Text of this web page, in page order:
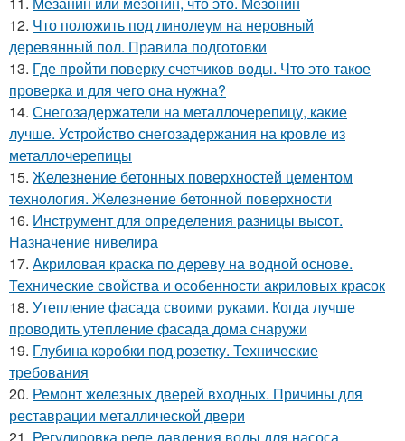
12. Что положить под линолеум на неровный
деревянный пол. Правила подготовки
13. Где пройти поверку счетчиков воды. Что это такое
проверка и для чего она нужна?
14. Снегозадержатели на металлочерепицу, какие
лучше. Устройство снегозадержания на кровле из
металлочерепицы
15. Железнение бетонных поверхностей цементом
технология. Железнение бетонной поверхности
16. Инструмент для определения разницы высот.
Назначение нивелира
17. Акриловая краска по дереву на водной основе.
Технические свойства и особенности акриловых красок
18. Утепление фасада своими руками. Когда лучше
проводить утепление фасада дома снаружи
19. Глубина коробки под розетку. Технические
требования
20. Ремонт железных дверей входных. Причины для
реставрации металлической двери